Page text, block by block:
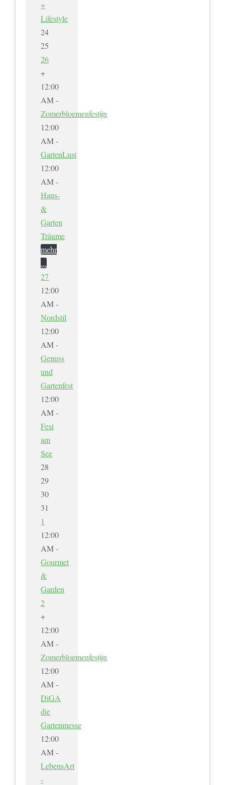
+
Lifestyle
24
25
26
+
12:00
AM -
Zomerbloemenfestijn
12:00
AM -
GartenLust
12:00
AM -
Haus-
&
Garten
Träume
mehr
...
27
12:00
AM -
Nordstil
12:00
AM -
Genuss
und
Gartenfest
12:00
AM -
Fest
am
See
28
29
30
31
1
12:00
AM -
Gourmet
&
Garden
2
+
12:00
AM -
Zomerbloemenfestijn
12:00
AM -
DiGA
die
Gartenmesse
12:00
AM -
LebensArt
-